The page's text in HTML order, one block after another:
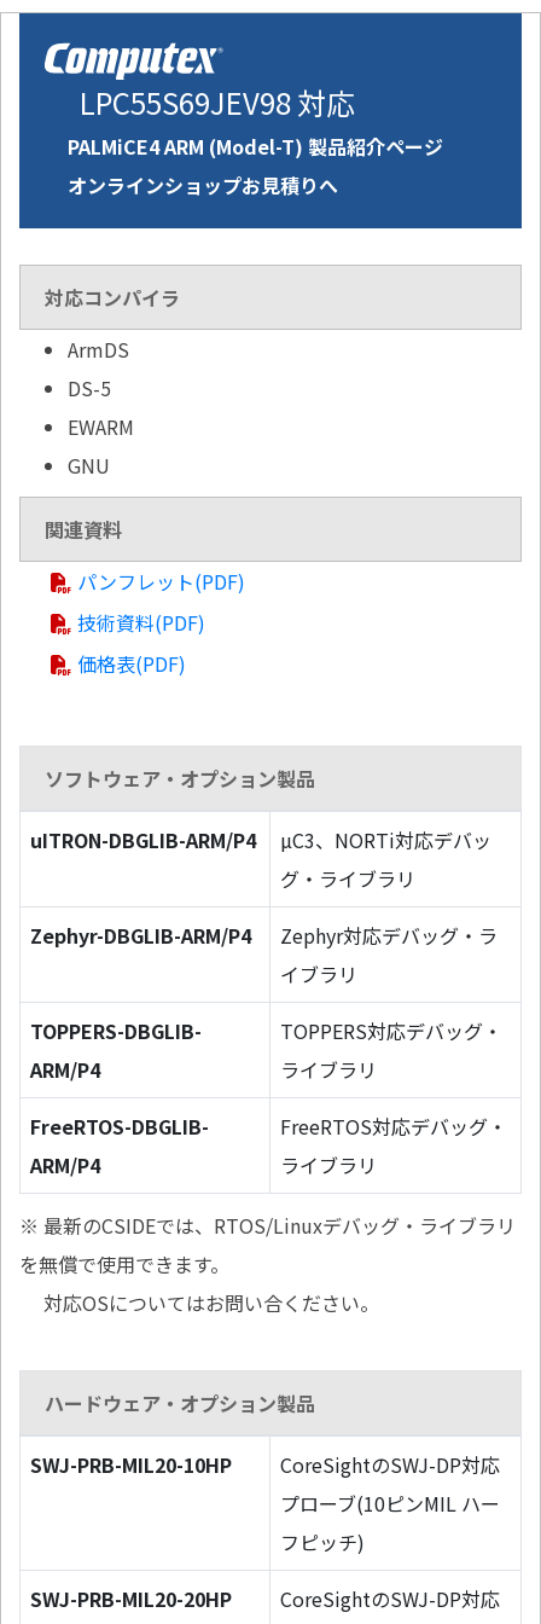
LPC55S69JEV98 対応
PALMiCE4 ARM (Model-T) 製品紹介ページ
オンラインショップお見積りへ
対応コンパイラ
ArmDS
DS-5
EWARM
GNU
関連資料
パンフレット(PDF)
技術資料(PDF)
価格表(PDF)
ソフトウェア・オプション製品
uITRON-DBGLIB-ARM/P4
µC3、NORTi対応デバッ
グ・ライブラリ
Zephyr-DBGLIB-ARM/P4
Zephyr対応デバッグ・ラ
イブラリ
TOPPERS-DBGLIB-
ARM/P4
TOPPERS対応デバッグ・
ライブラリ
FreeRTOS-DBGLIB-
ARM/P4
FreeRTOS対応デバッグ・
ライブラリ
※ 最新のCSIDEでは、RTOS/Linuxデバッグ・ライブラリ
を無償で使用できます。
対応OSについてはお問い合ください。
ハードウェア・オプション製品
SWJ-PRB-MIL20-10HP
CoreSightのSWJ-DP対応
プローブ(10ピンMIL ハー
フピッチ)
SWJ-PRB-MIL20-20HP
CoreSightのSWJ-DP対応